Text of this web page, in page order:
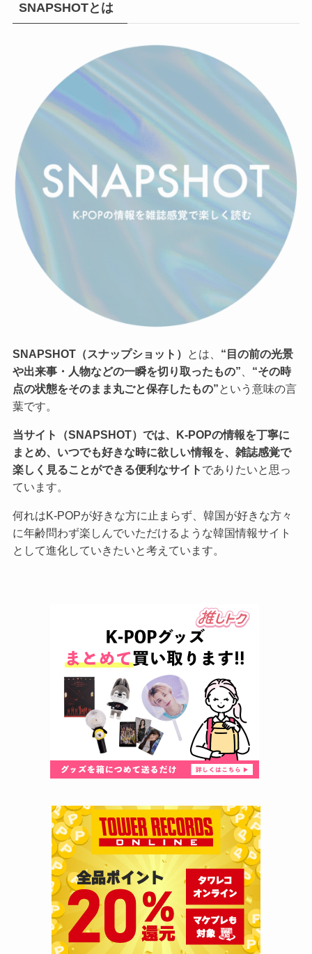
SNAPSHOTとは
SNAPSHOT（スナップショット） とは、 “目の前の光景
や出来事・人物などの一瞬を切り取ったもの”
“その時
点の状態をそのまま丸ごと保存したもの”という意味の言
葉です。
当サイト（SNAPSHOT）では、K-POPの情報を丁寧に
まとめ、いつでも好きな時に欲しい情報を、雑誌感覚で
楽しく見ることができる便利なサイト でありたいと思っ
ています。
何れはK-POPが好きな方に止まらず、韓国が好きな方々
に年齢問わず楽しんでいただけるような韓国情報サイト
として進化していきたいと考えています。